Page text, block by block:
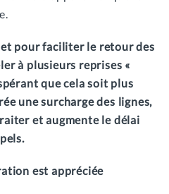
pour faciliter le retour des
à plusieurs reprises «
que cela soit plus
une surcharge des lignes,
et augmente le délai
est appréciée